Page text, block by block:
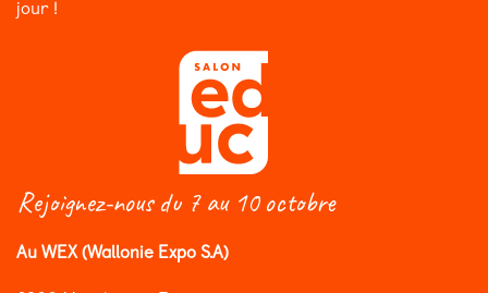
jour !
Rejoignez-nous du 7 au 10 octobre
Au WEX (Wallonie Expo S.A)